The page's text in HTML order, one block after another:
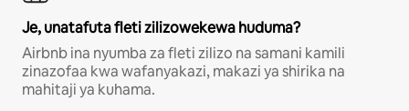
Je, unatafuta fleti zilizowekewa huduma?
Airbnb ina nyumba za fleti zilizo na samani kamili
zinazofaa kwa wafanyakazi, makazi ya shirika na
mahitaji ya kuhama.